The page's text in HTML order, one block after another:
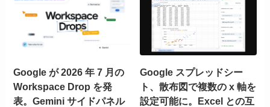
Google が 2026 年 7 月の
Workspace Drop を発
表。Gemini サイドパネル
Google スプレッドシー
ト、散布図で複数の x 軸を
設定可能に。Excel との互